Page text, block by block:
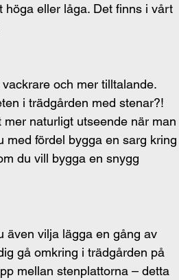
eller låga. Det finns i vårt
och mer tilltalande.
i trädgården med stenar?!
naturligt utseende när man
med fördel bygga en sarg kring
du vill bygga en snygg
även vilja lägga en gång av
gå omkring i trädgården på
mellan stenplattorna – detta